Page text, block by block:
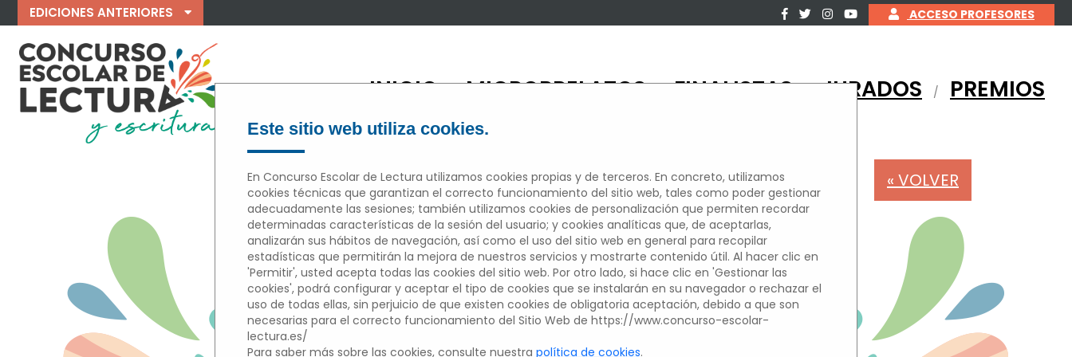
EDICIONES ANTERIORES ACCESO PROFESORES
INICIO MICRORRELATOS FINALISTAS JURADOS / PREMIOS
« VOLVER
MICRORRELATOS
Edición 2022/2023
Participantes del centros educativo
Este sitio web utiliza cookies.
En Concurso Escolar de Lectura utilizamos cookies propias y de terceros. En concreto, utilizamos
cookies técnicas que garantizan el correcto funcionamiento del sitio web, tales como poder gestionar
adecuadamente las sesiones; también utilizamos cookies de personalización que permiten recordar
determinadas características de la sesión del usuario; y cookies analíticas que, de aceptarlas,
analizarán sus hábitos de navegación, así como el uso del sitio web en general para recopilar
estadísticas que permitirán la mejora de nuestros servicios y mostrarte contenido útil. Al hacer clic en
'Permitir', usted acepta todas las cookies del sitio web. Por otro lado, si hace clic en 'Gestionar las
cookies', podrá configurar y aceptar el tipo de cookies que se instalarán en su navegador o rechazar el
uso de todas ellas, sin perjuicio de que existen cookies de obligatoria aceptación, debido a que son
necesarias para el correcto funcionamiento del Sitio Web de https://www.concurso-escolar-
lectura.es/
Para saber más sobre las cookies, consulte nuestra política de cookies.